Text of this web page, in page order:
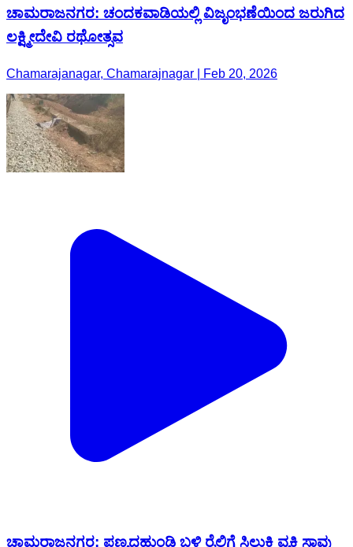
ಚಾಮರಾಜನಗರ: ಚಂದಕವಾಡಿಯಲ್ಲಿ ವಿಜೃಂಭಣೆಯಿಂದ ಜರುಗಿದ
ಲಕ್ಷ್ಮೀದೇವಿ ರಥೋತ್ಸವ
Chamarajanagar, Chamarajnagar | Feb 20, 2026
ಚಾಮರಾಜನಗರ: ಪಣ್ಯದಹುಂಡಿ ಬಳಿ ರೈಲಿಗೆ ಸಿಲುಕಿ ವ್ಯಕ್ತಿ ಸಾವು